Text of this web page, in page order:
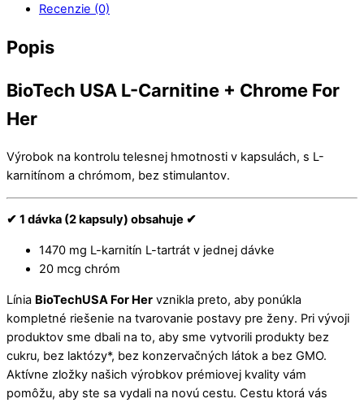
Recenzie (0)
Popis
BioTech USA L-Carnitine + Chrome For
Her
Výrobok na kontrolu telesnej hmotnosti v kapsulách, s L-
karnitínom a chrómom, bez stimulantov.
✔ 1 dávka (2 kapsuly) obsahuje ✔
1470 mg L-karnitín L-tartrát v jednej dávke
20 mcg chróm
Línia BioTechUSA For Her vznikla preto, aby ponúkla
kompletné riešenie na tvarovanie postavy pre ženy. Pri vývoji
produktov sme dbali na to, aby sme vytvorili produkty bez
cukru, bez laktózy*, bez konzervačných látok a bez GMO.
Aktívne zložky našich výrobkov prémiovej kvality vám
pomôžu, aby ste sa vydali na novú cestu. Cestu ktorá vás